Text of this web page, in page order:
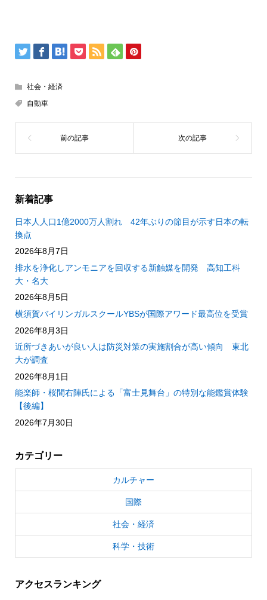
社会・経済
自動車
新着記事
日本人人口1億2000万人割れ 42年ぶりの節目が示す日本の転
換点
2026年8月7日
排水を浄化しアンモニアを回収する新触媒を開発 高知工科
大・名大
2026年8月5日
横須賀バイリンガルスクールYBSが国際アワード最高位を受賞
2026年8月3日
近所づきあいが良い人は防災対策の実施割合が高い傾向 東北
大が調査
2026年8月1日
能楽師・桜間右陣氏による「富士見舞台」の特別な能鑑賞体験
【後編】
2026年7月30日
カテゴリー
カルチャー
国際
社会・経済
科学・技術
アクセスランキング